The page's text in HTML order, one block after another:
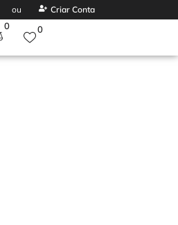
ou Criar Conta
0 0